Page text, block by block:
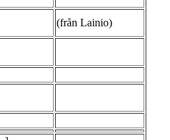
(från Lainio)